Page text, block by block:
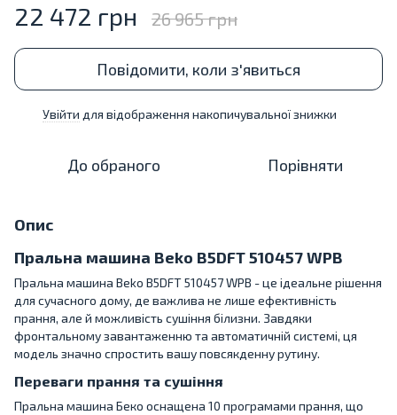
22 472 грн 26 965 грн
Повідомити, коли з'явиться
Увійти для відображення накопичувальної знижки
До обраного Порівняти
Опис
Пральна машина Beko B5DFT 510457 WPB
Пральна машина Beko B5DFT 510457 WPB - це ідеальне рішення
для сучасного дому, де важлива не лише ефективність
прання, але й можливість сушіння білизни. Завдяки
фронтальному завантаженню та автоматичній системі, ця
модель значно спростить вашу повсякденну рутину.
Переваги прання та сушіння
Пральна машина Беко оснащена 10 програмами прання, що